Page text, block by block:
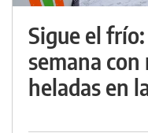
Sigue el
semana
heladas en